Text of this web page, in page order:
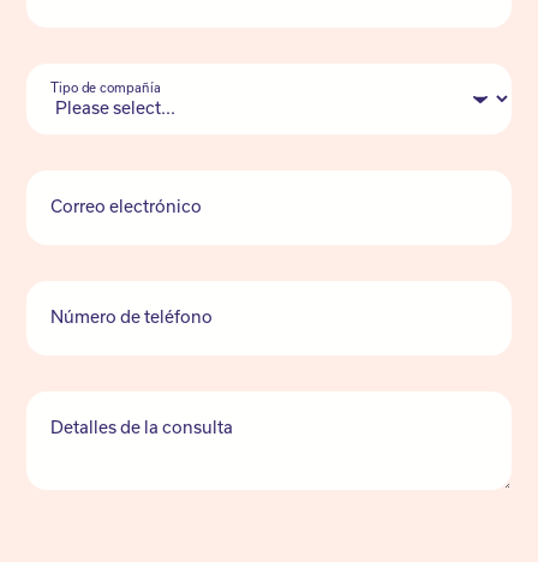
Tipo de compañía
Correo electrónico
Número de teléfono
Detalles de la consulta